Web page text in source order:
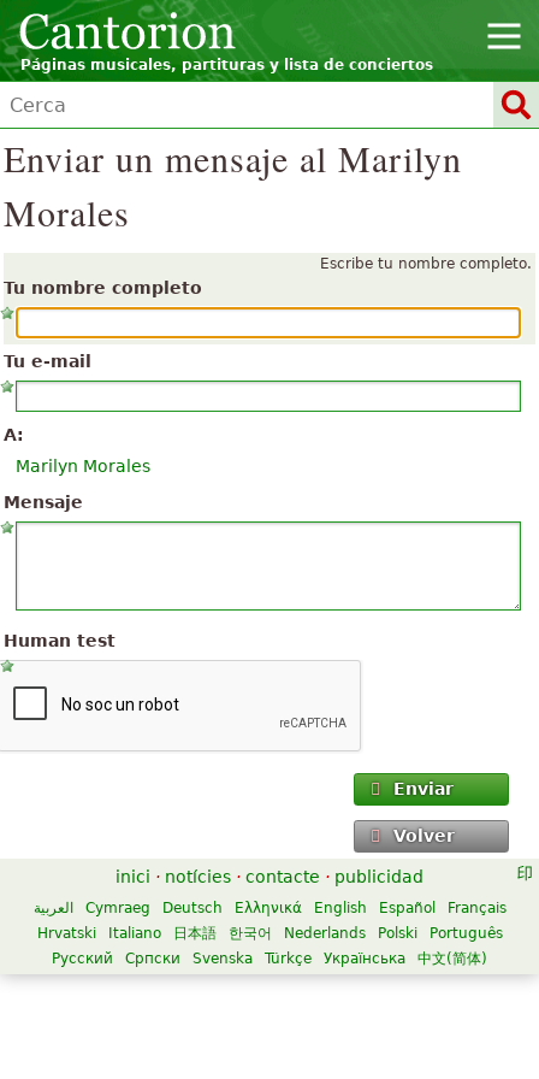
Páginas musicales, partituras y lista de conciertos
Enviar un mensaje al Marilyn
Morales
Escribe tu nombre completo.
Tu nombre completo
Tu e-mail
A:
Marilyn Morales
Mensaje
Human test
Enviar
Volver
inici · notícies · contacte · publicidad
العربية Cymraeg Deutsch Ελληνικά English Español
Français
Hrvatski
Italiano 日本語 한국어 Nederlands Polski
Português
Русский
Српски Svenska Türkçe Українська 中文(简体)